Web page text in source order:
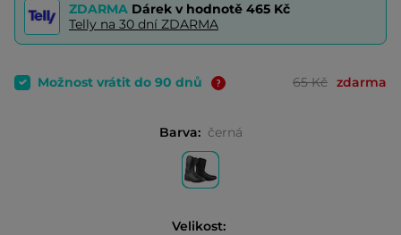
ZDARMA Dárek v hodnotě 465 Kč
Telly na 30 dní ZDARMA
Možnost vrátit do 90 dnů 65 Kč zdarma
Barva: černá
Velikost: